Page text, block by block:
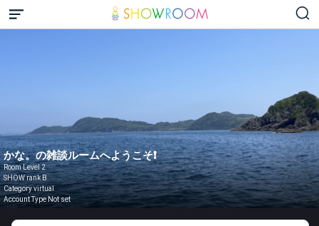
かな。の雑談ルームへようこそ❗️
Room Level 2
SHOW rank B
Category virtual
Account Type Not set